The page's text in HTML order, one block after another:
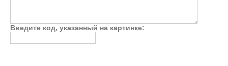
Введите код, указанный на картинке: